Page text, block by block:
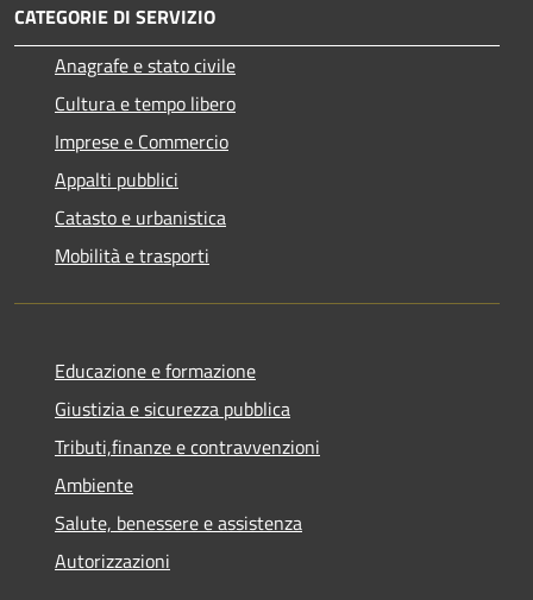
CATEGORIE DI SERVIZIO
Anagrafe e stato civile
Cultura e tempo libero
Imprese e Commercio
Appalti pubblici
Catasto e urbanistica
Mobilità e trasporti
Educazione e formazione
Giustizia e sicurezza pubblica
Tributi,finanze e contravvenzioni
Ambiente
Salute, benessere e assistenza
Autorizzazioni